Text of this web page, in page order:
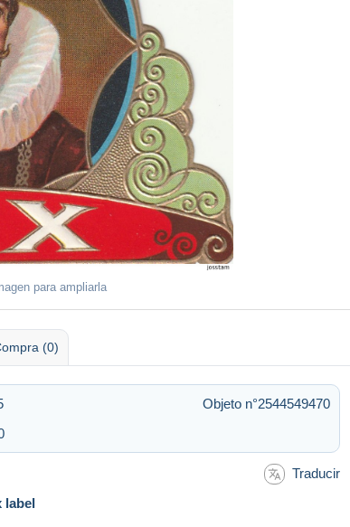
para ampliarla
(0)
Objeto n°2544549470
Traducir
label